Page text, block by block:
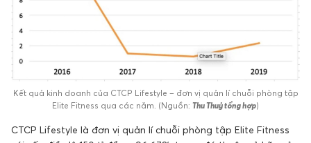
Kết quả kinh doanh của CTCP Lifestyle – đơn vị quản lí chuỗi phòng tập
Elite Fitness qua các năm. (Nguồn: Thu Thuỷ tổng hợp)
CTCP Lifestyle là đơn vị quản lí chuỗi phòng tập Elite Fitness